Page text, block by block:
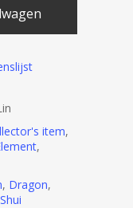
item,
,
, Dragon,